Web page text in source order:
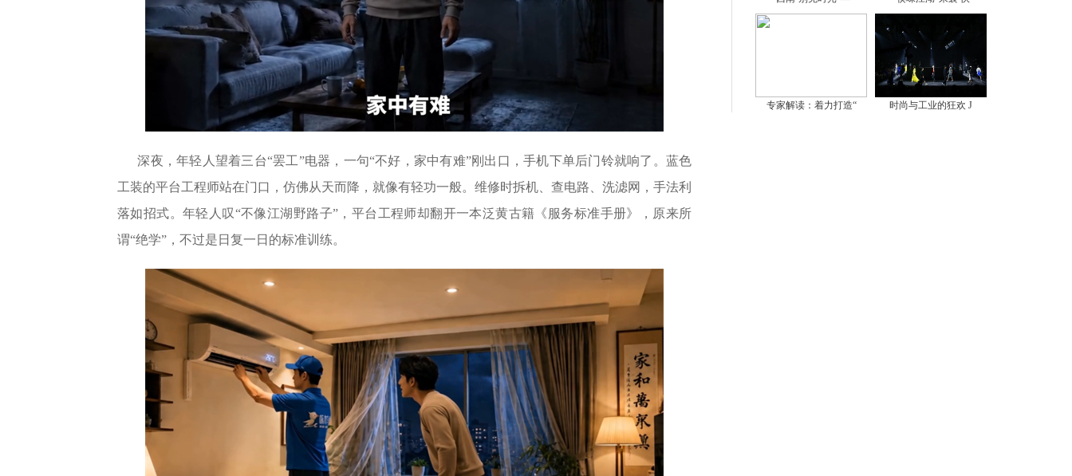
深夜，年轻人望着三台“罢工”电器，一句“不好，家中有难”刚出口，手机下单后门铃就响了。蓝色
工装的平台工程师站在门口，仿佛从天而降，就像有轻功一般。维修时拆机、查电路、洗滤网，手法利
落如招式。年轻人叹“不像江湖野路子”，平台工程师却翻开一本泛黄古籍《服务标准手册》，原来所
谓“绝学”，不过是日复一日的标准训练。
专家解读：着力打造“ 时尚与工业的狂欢 J